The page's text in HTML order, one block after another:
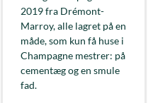
2019 fra Drémont-
Marroy, alle lagret på en
måde, som kun få huse i
Champagne mestrer: på
cementæg og en smule
fad.